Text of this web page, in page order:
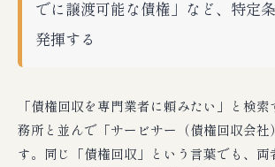
でに譲渡可能な債権」など、特定
発揮する
「債権回収を専門業者に頼みたい」と検
務所と並んで「サービサー（債権回収会社
す。同じ「債権回収」という言葉でも、